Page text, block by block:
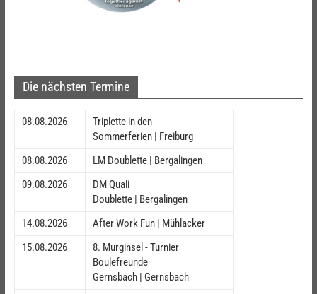
Die nächsten Termine
08.08.2026
Triplette in den
Sommerferien | Freiburg
08.08.2026
LM Doublette | Bergalingen
09.08.2026
DM Quali
Doublette | Bergalingen
14.08.2026
After Work Fun | Mühlacker
15.08.2026
8. Murginsel - Turnier
Boulefreunde
Gernsbach | Gernsbach